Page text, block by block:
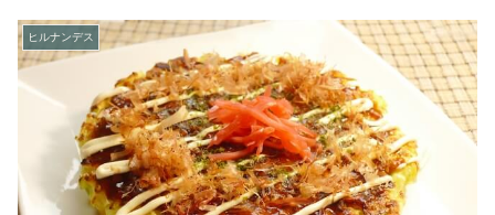
ヒルナンデス